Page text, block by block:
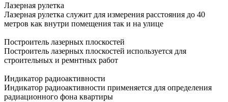
Лазерная рулетка
Лазерная рулетка служит для измерения расстояния до 40
метров как внутри помещения так и на улице
Построитель лазерных плоскостей
Построитель лазерных плоскостей используется для
строительных и ремнтных работ
Индикатор радиоактивности
Индикатор радиоактивности применяется для определения
радиационного фона квартиры